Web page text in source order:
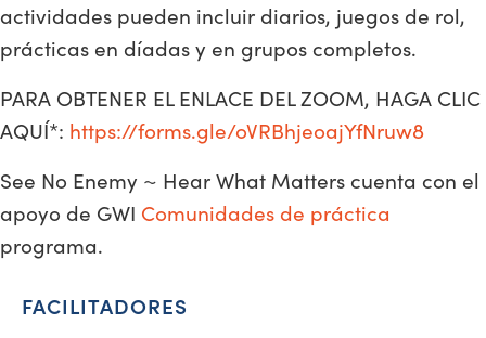
actividades pueden incluir diarios, juegos de rol,
prácticas en díadas y en grupos completos.
PARA OBTENER EL ENLACE DEL ZOOM, HAGA CLIC
AQUÍ*: https://forms.gle/oVRBhjeoajYfNruw8
See No Enemy ~ Hear What Matters cuenta con el
apoyo de GWI Comunidades de práctica
programa.
FACILITADORES